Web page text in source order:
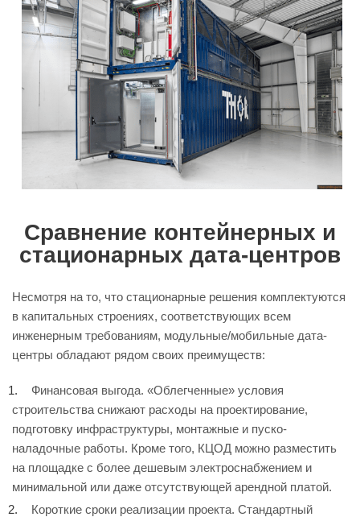
Сравнение контейнерных и
стационарных дата-центров
Несмотря на то, что стационарные решения комплектуются
в капитальных строениях, соответствующих всем
инженерным требованиям, модульные/мобильные дата-
центры обладают рядом своих преимуществ:
Финансовая выгода. «Облегченные» условия
строительства снижают расходы на проектирование,
подготовку инфраструктуры, монтажные и пуско-
наладочные работы. Кроме того, КЦОД можно разместить
на площадке с более дешевым электроснабжением и
минимальной или даже отсутствующей арендной платой.
Короткие сроки реализации проекта. Стандартный